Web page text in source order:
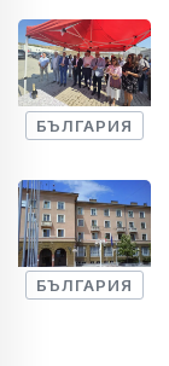
БЪЛГАРИЯ
БЪЛГАРИЯ